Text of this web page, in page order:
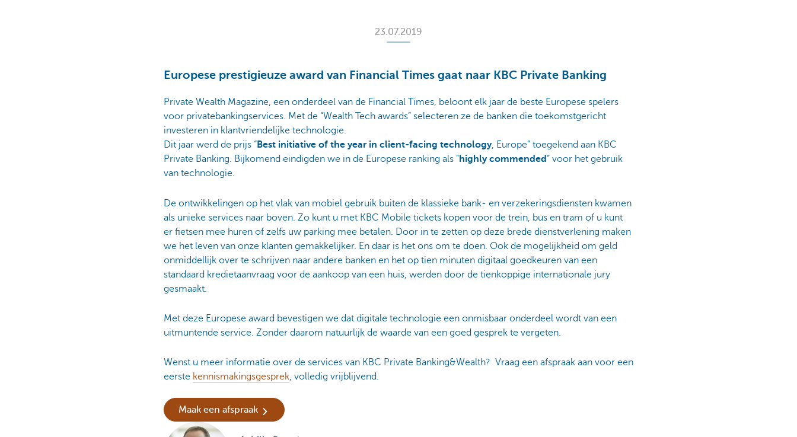
23.07.2019
Europese prestigieuze award van Financial Times gaat naar KBC Private Banking
Private Wealth Magazine, een onderdeel van de Financial Times, beloont elk jaar de beste Europese spelers
voor privatebankingservices. Met de “Wealth Tech awards” selecteren ze de banken die toekomstgericht
investeren in klantvriendelijke technologie.
Dit jaar werd de prijs “Best initiative of the year in client-facing technology, Europe” toegekend aan KBC
Private Banking. Bijkomend eindigden we in de Europese ranking als ”highly commended ” voor het gebruik
van technologie.
De ontwikkelingen op het vlak van mobiel gebruik buiten de klassieke bank- en verzekeringsdiensten kwamen
als unieke services naar boven. Zo kunt u met KBC Mobile tickets kopen voor de trein, bus en tram of u kunt
er fietsen mee huren of zelfs uw parking mee betalen. Door in te zetten op deze brede dienstverlening maken
we het leven van onze klanten gemakkelijker. En daar is het ons om te doen. Ook de mogelijkheid om geld
onmiddellijk over te schrijven naar andere banken en het op tien minuten digitaal goedkeuren van een
standaard kredietaanvraag voor de aankoop van een huis, werden door de tienkoppige internationale jury
gesmaakt.
Met deze Europese award bevestigen we dat digitale technologie een onmisbaar onderdeel wordt van een
uitmuntende service. Zonder daarom natuurlijk de waarde van een goed gesprek te vergeten.
Wenst u meer informatie over de services van KBC Private Banking&Wealth? Vraag een afspraak aan voor een
eerste kennismakingsgesprek, volledig vrijblijvend.
Maak een afspraak